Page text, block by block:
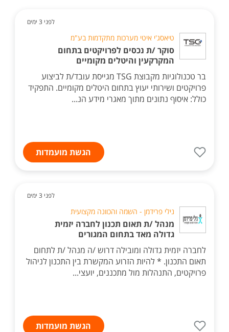
לפני 3 ימים
טיאסג'י איטי מערכות מתקדמות בע"מ
סוקר /ת נכסים לפרויקטים בתחום
המקרקעין והיטלים מקומיים
בר טכנולוגיות מקבוצת TSG מגייסת עובד/ת לביצוע
פרויקטים ושירותי יעוץ בתחום היטלים מקומיים. התפקיד
כולל: איסוף נתונים מתוך מאגרי מידע הנ...
הגשת מועמדות
לפני 3 ימים
נילי פרידמן - השמה והכוונה מקצועית
מנהל /ת תאום תכנון לחברה יזמית
גדולה מאד בתחום המגורים
לחברה יזמית גדולה ומובילה דרוש /ה מנהל /ת לתחום
תאום התכנון. * להיות הזרוע המקשרת בין התכנון לניהול
פרויקטים, התנהלות מול מתכננים, יועצי...
הגשת מועמדות